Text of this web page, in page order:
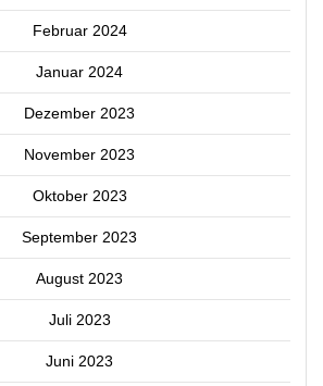
Februar 2024
Januar 2024
Dezember 2023
November 2023
Oktober 2023
September 2023
August 2023
Juli 2023
Juni 2023